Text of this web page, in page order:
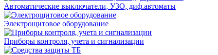
Автоматические выключатели, УЗО, диф.автоматы
Электрощитовое оборудование
Приборы контроля, учета и сигнализации